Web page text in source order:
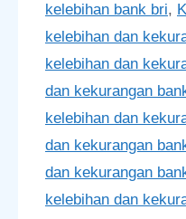
kelebihan bank bri,
kelebihan dan
kelebihan dan
dan kekurangan
kelebihan dan
dan kekurangan
dan kekurangan
kelebihan dan